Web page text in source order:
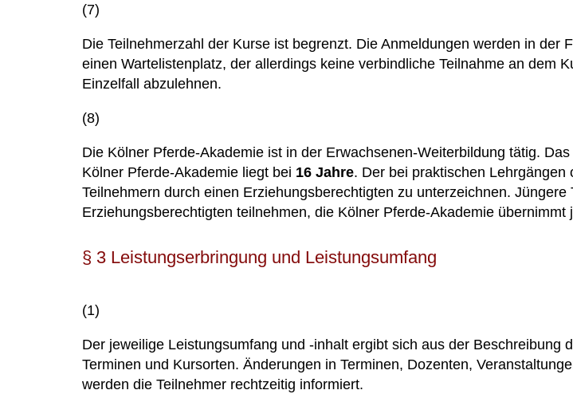
(7)
Die Teilnehmerzahl der Kurse ist begrenzt. Die Anmeldungen werden in
einen Wartelistenplatz, der allerdings keine verbindliche Teilnahme an dem
Einzelfall abzulehnen.
(8)
Die Kölner Pferde-Akademie ist in der Erwachsenen-Weiterbildung tätig. Das
Kölner Pferde-Akademie liegt bei 16 Jahre. Der bei praktischen
Teilnehmern durch einen Erziehungsberechtigten zu unterzeichnen.
Erziehungsberechtigten teilnehmen, die Kölner Pferde-Akademie übernimmt
§ 3 Leistungserbringung und Leistungsumfang
(1)
Der jeweilige Leistungsumfang und -inhalt ergibt sich aus der
Terminen und Kursorten. Änderungen in Terminen, Dozenten,
werden die Teilnehmer rechtzeitig informiert.